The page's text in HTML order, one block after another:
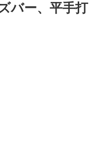
バー、平手打